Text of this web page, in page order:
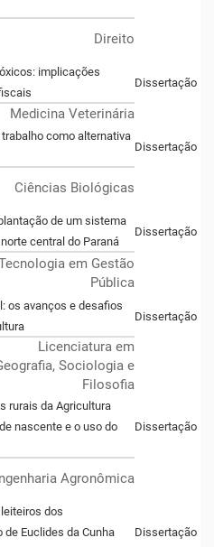
Direito
implicações
Dissertação
Medicina Veterinária
como alternativa
Dissertação
Ciências Biológicas
de um sistema
central do Paraná
Dissertação
em Gestão
Pública
os avanços e desafios
Dissertação
Licenciatura em
Sociologia e
Filosofia
rurais da Agricultura
nascente e o uso do
Dissertação
Agronômica
dos
Euclides da Cunha
Dissertação